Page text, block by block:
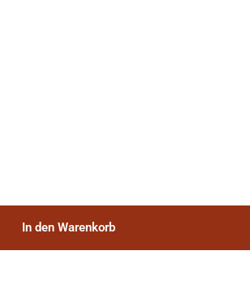
In den Warenkorb